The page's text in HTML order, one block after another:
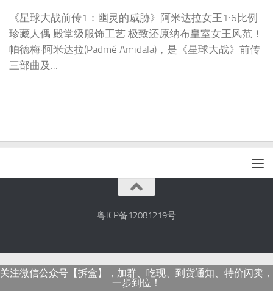
《星球大战前传1：幽灵的威胁》阿米达拉女王1:6比例
珍藏人偶 殿堂级服饰工艺.极致还原纳布皇室女王风范！
帕德梅·阿米达拉(Padmé Amidala)，是《星球大战》前传
三部曲及...
粤ICP备12081219号
关注微信公众号【拆盒】，加群、吃现、到货通知、特价闪卖，
一步到位！